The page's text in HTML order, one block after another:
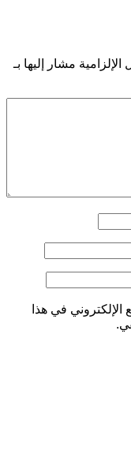
الإلزامية مشار إليها بـ
في هذا